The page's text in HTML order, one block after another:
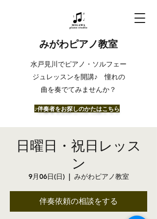
みがわピアノ教室
​水戸見川でピアノ・ソルフェー
ジュレッスンを開講♪ 憧れの
曲を奏でてみませんか？
​♪伴奏者をお探しのかたはこちら
日曜日・祝日レッス
ン
9月06日(日)
  |
みがわピアノ教室
伴奏依頼の相談をする